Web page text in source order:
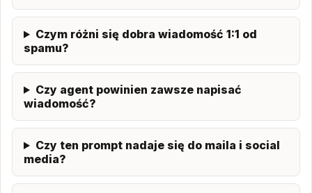
Czym różni się dobra wiadomość 1:1 od
spamu?
Czy agent powinien zawsze napisać
wiadomość?
Czy ten prompt nadaje się do maila i social
media?